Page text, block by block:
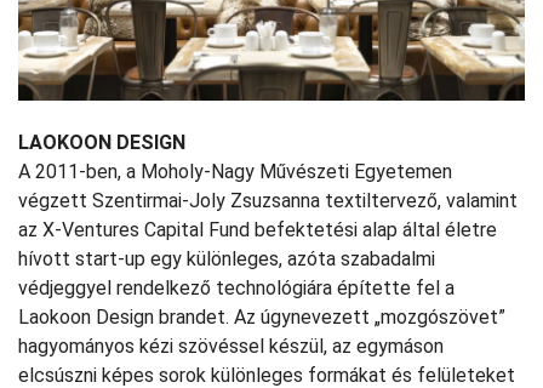
LAOKOON DESIGN
A 2011-ben, a Moholy-Nagy Művészeti Egyetemen
végzett Szentirmai-Joly Zsuzsanna textiltervező, valamint
az X-Ventures Capital Fund befektetési alap által életre
hívott start-up egy különleges, azóta szabadalmi
védjeggyel rendelkező technológiára építette fel a
Laokoon Design brandet. Az úgynevezett „mozgószövet”
hagyományos kézi szövéssel készül, az egymáson
elcsúszni képes sorok különleges formákat és felületeket